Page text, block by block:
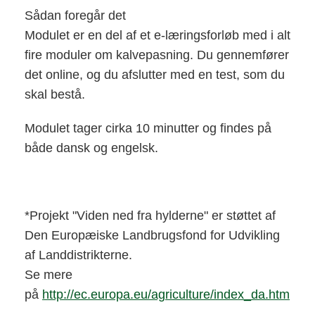
Sådan foregår det
Modulet er en del af et e-læringsforløb med i alt
fire moduler om kalvepasning. Du gennemfører
det online, og du afslutter med en test, som du
skal bestå.
Modulet tager cirka 10 minutter og findes på
både dansk og engelsk.
*Projekt "Viden ned fra hylderne" er støttet af
Den Europæiske Landbrugsfond for Udvikling
af Landdistrikterne.
Se mere
på http://ec.europa.eu/agriculture/index_da.htm